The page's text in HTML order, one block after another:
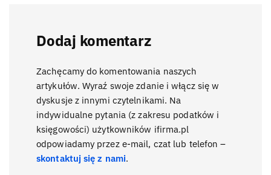
Dodaj komentarz
Zachęcamy do komentowania naszych
artykułów. Wyraź swoje zdanie i włącz się w
dyskusje z innymi czytelnikami. Na
indywidualne pytania (z zakresu podatków i
księgowości) użytkowników ifirma.pl
odpowiadamy przez e-mail, czat lub telefon –
skontaktuj się z nami.